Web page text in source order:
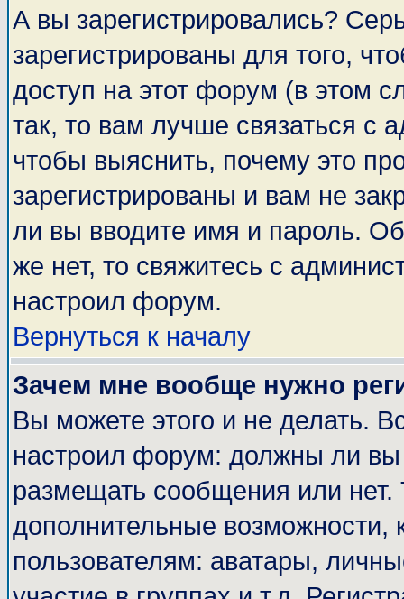
А вы зарегистрировались?
зарегистрированы для того,
доступ на этот форум (в этом
так, то вам лучше связаться с
чтобы выяснить, почему это
зарегистрированы и вам не
ли вы вводите имя и пароль.
же нет, то свяжитесь с
настроил форум.
Вернуться к началу
Зачем мне вообще нужно
Вы можете этого и не делать.
настроил форум: должны ли вы
размещать сообщения или
дополнительные
пользователям: аватары,